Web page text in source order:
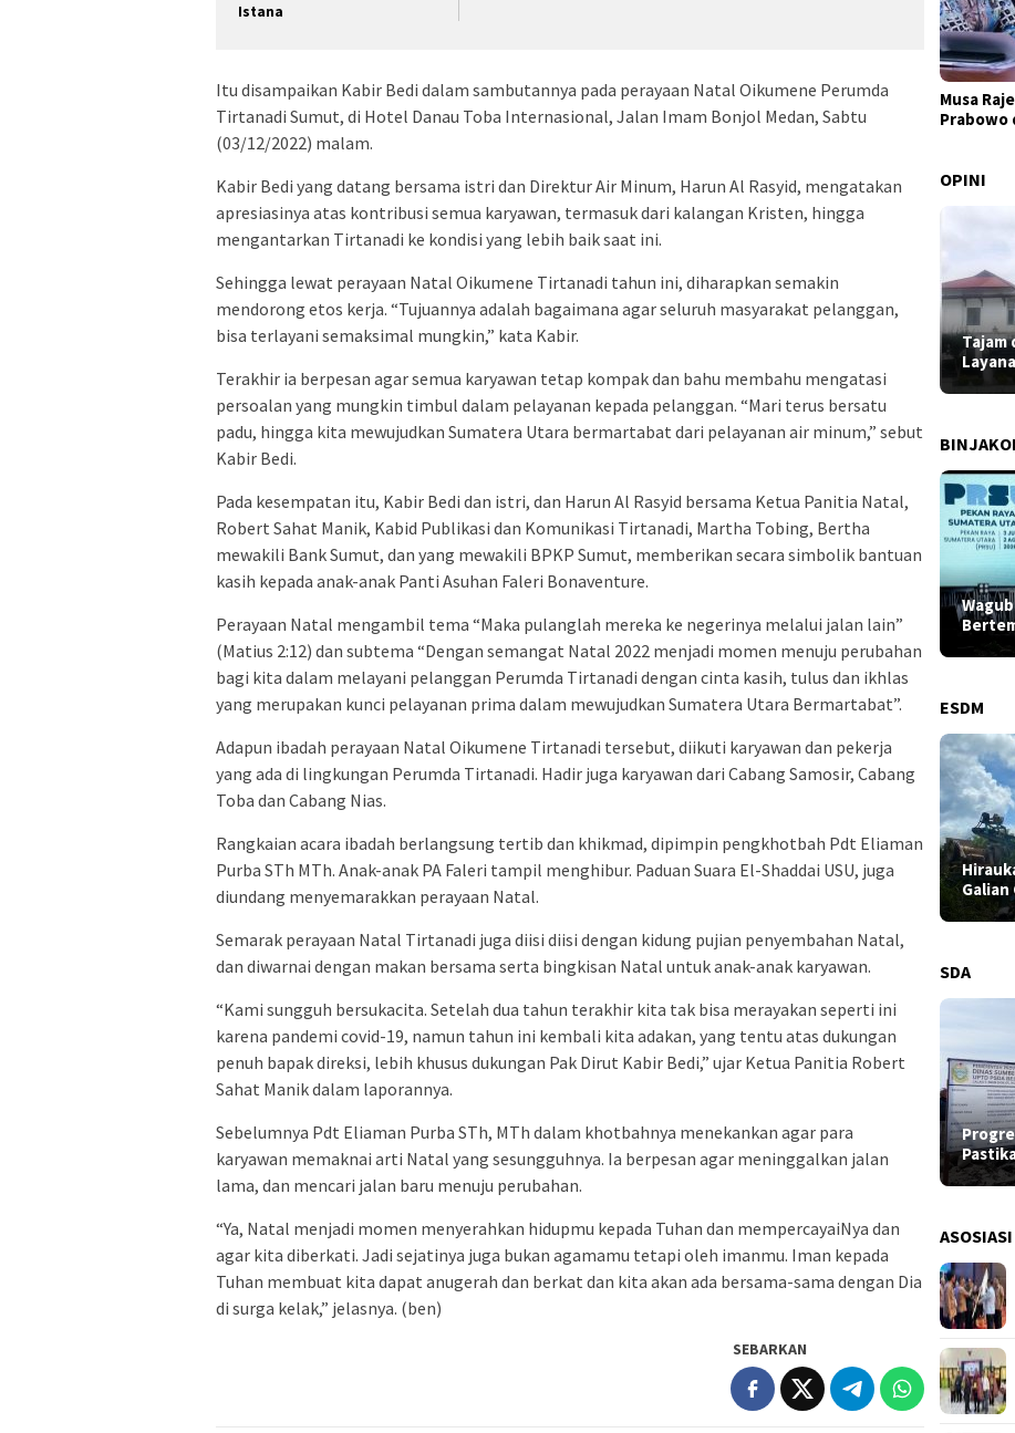
Istana
Itu disampaikan Kabir Bedi dalam sambutannya pada perayaan Natal Oikumene Perumda
Tirtanadi Sumut, di Hotel Danau Toba Internasional, Jalan Imam Bonjol Medan, Sabtu
(03/12/2022) malam.
Kabir Bedi yang datang bersama istri dan Direktur Air Minum, Harun Al Rasyid, mengatakan
apresiasinya atas kontribusi semua karyawan, termasuk dari kalangan Kristen, hingga
mengantarkan Tirtanadi ke kondisi yang lebih baik saat ini.
Sehingga lewat perayaan Natal Oikumene Tirtanadi tahun ini, diharapkan semakin
mendorong etos kerja. “Tujuannya adalah bagaimana agar seluruh masyarakat pelanggan,
bisa terlayani semaksimal mungkin,” kata Kabir.
Terakhir ia berpesan agar semua karyawan tetap kompak dan bahu membahu mengatasi
persoalan yang mungkin timbul dalam pelayanan kepada pelanggan. “Mari terus bersatu
padu, hingga kita mewujudkan Sumatera Utara bermartabat dari pelayanan air minum,” sebut
Kabir Bedi.
Pada kesempatan itu, Kabir Bedi dan istri, dan Harun Al Rasyid bersama Ketua Panitia Natal,
Robert Sahat Manik, Kabid Publikasi dan Komunikasi Tirtanadi, Martha Tobing, Bertha
mewakili Bank Sumut, dan yang mewakili BPKP Sumut, memberikan secara simbolik bantuan
kasih kepada anak-anak Panti Asuhan Faleri Bonaventure.
Perayaan Natal mengambil tema “Maka pulanglah mereka ke negerinya melalui jalan lain”
(Matius 2:12) dan subtema “Dengan semangat Natal 2022 menjadi momen menuju perubahan
bagi kita dalam melayani pelanggan Perumda Tirtanadi dengan cinta kasih, tulus dan ikhlas
yang merupakan kunci pelayanan prima dalam mewujudkan Sumatera Utara Bermartabat”.
Adapun ibadah perayaan Natal Oikumene Tirtanadi tersebut, diikuti karyawan dan pekerja
yang ada di lingkungan Perumda Tirtanadi. Hadir juga karyawan dari Cabang Samosir, Cabang
Toba dan Cabang Nias.
Rangkaian acara ibadah berlangsung tertib dan khikmad, dipimpin pengkhotbah Pdt Eliaman
Purba STh MTh. Anak-anak PA Faleri tampil menghibur. Paduan Suara El-Shaddai USU, juga
diundang menyemarakkan perayaan Natal.
Semarak perayaan Natal Tirtanadi juga diisi diisi dengan kidung pujian penyembahan Natal,
dan diwarnai dengan makan bersama serta bingkisan Natal untuk anak-anak karyawan.
“Kami sungguh bersukacita. Setelah dua tahun terakhir kita tak bisa merayakan seperti ini
karena pandemi covid-19, namun tahun ini kembali kita adakan, yang tentu atas dukungan
penuh bapak direksi, lebih khusus dukungan Pak Dirut Kabir Bedi,” ujar Ketua Panitia Robert
Sahat Manik dalam laporannya.
Sebelumnya Pdt Eliaman Purba STh, MTh dalam khotbahnya menekankan agar para
karyawan memaknai arti Natal yang sesungguhnya. Ia berpesan agar meninggalkan jalan
lama, dan mencari jalan baru menuju perubahan.
“Ya, Natal menjadi momen menyerahkan hidupmu kepada Tuhan dan mempercayaiNya dan
agar kita diberkati. Jadi sejatinya juga bukan agamamu tetapi oleh imanmu. Iman kepada
Tuhan membuat kita dapat anugerah dan berkat dan kita akan ada bersama-sama dengan Dia
di surga kelak,” jelasnya. (ben)
SEBARKAN
Musa
Prabowo
OPINI
Tajam
ESDM
SDA
ASOSIASI